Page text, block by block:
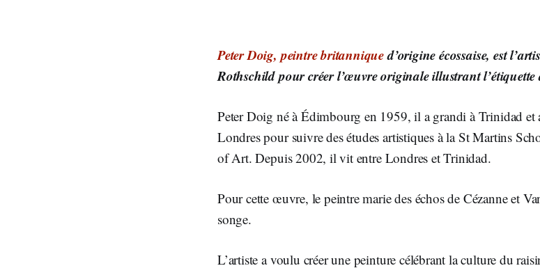
Peter Doig, peintre britanniqued’origine écossaise, est
Rothschild pour créer l’œuvre originale illustrant l’étiquette
Peter Doig né à Édimbourg en 1959, il a grandi à Trinidad et
Londres pour suivre des études artistiques à la St Martins
of Art. Depuis 2002, il vit entre Londres et Trinidad.
Pour cette œuvre, le peintre marie des échos de Cézanne et
songe.
L’artiste a voulu créer une peinture célébrant la culture du